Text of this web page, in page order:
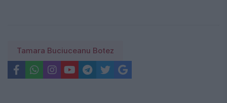
Tamara Buciuceanu Botez